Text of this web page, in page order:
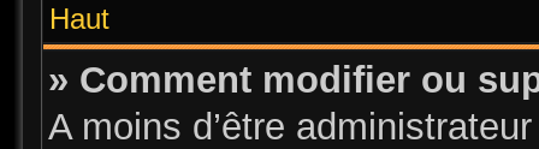
Haut
» Comment modifier ou
A moins d’être